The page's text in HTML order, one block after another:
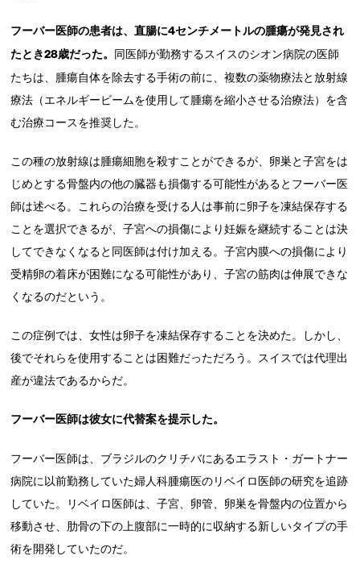
フーバー医師の患者は、直腸に4センチメートルの腫瘍が発見され
たとき28歳だった。 同医師が勤務するスイスのシオン病院の医師
たちは、腫瘍自体を除去する手術の前に、複数の薬物療法と放射線
療法（エネルギービームを使用して腫瘍を縮小させる治療法）を含
む治療コースを推奨した。
この種の放射線は腫瘍細胞を殺すことができるが、卵巣と子宮をは
じめとする骨盤内の他の臓器も損傷する可能性があるとフーバー医
師は述べる。これらの治療を受ける人は事前に卵子を凍結保存する
ことを選択できるが、子宮への損傷により妊娠を継続することは決
してできなくなると同医師は付け加える。子宮内膜への損傷により
受精卵の着床が困難になる可能性があり、子宮の筋肉は伸展できな
くなるのだという。
この症例では、女性は卵子を凍結保存することを決めた。しかし、
後でそれらを使用することは困難だっただろう。スイスでは代理出
産が違法であるからだ。
フーバー医師は彼女に代替案を提示した。
フーバー医師は、ブラジルのクリチバにあるエラスト・ガートナー
病院に以前勤務していた婦人科腫瘍医のリベイロ医師の研究を追跡
していた。リベイロ医師は、子宮、卵管、卵巣を骨盤内の位置から
移動させ、肋骨の下の上腹部に一時的に収納する新しいタイプの手
術を開発していたのだ。